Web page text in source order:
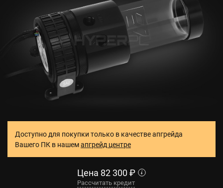
Доступно для покупки только в качестве апгрейда
Вашего ПК в нашемапгрейд центре
Цена 82 300 ₽
Рассчитать кредит